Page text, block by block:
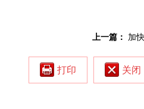
上一篇： 加
打印 关闭